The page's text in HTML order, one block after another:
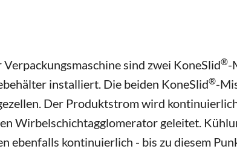
sind zwei KoneSlid®-
installiert. Die beiden KoneSlid®-
Der Produktstrom wird
Wirbelschichtagglomerator geleitet.
ebenfalls kontinuierlich - bis zu diesem